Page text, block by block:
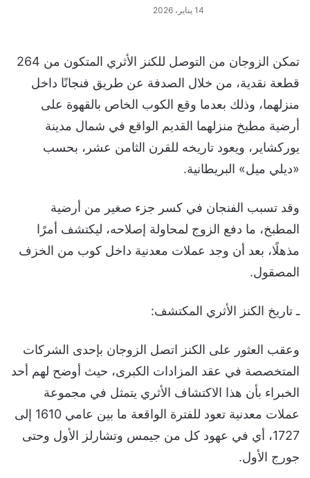
14 يناير، 2026
تمكن الزوجان من التوصل للكنز الأثري المتكون من 264
قطعة نقدية، من خلال الصدفة عن طريق فنجانًا داخل
منزلهما، وذلك بعدما وقع الكوب الخاص بالقهوة على
أرضية مطبخ منزلهما القديم الواقع في شمال مدينة
يوركشاير، ويعود تاريخه للقرن الثامن عشر، بحسب
«ديلي ميل» البريطانية.
وقد تسبب الفنجان في كسر جزء صغير من أرضية
المطبخ، ما دفع الزوج لمحاولة إصلاحه، ليكتشف أمرًا
مذهلًا، بعد أن وجد عملات معدنية داخل كوب من الخزف
المصقول.
ـ تاريخ الكنز الأثري المكتشف:
وعقب العثور على الكنز اتصل الزوجان بإحدى الشركات
المتخصصة في عقد المزادات الكبرى، حيث أوضح لهم أحد
الخبراء بأن هذا الاكتشاف الأثري يتمثل في مجموعة
عملات معدنية تعود للفترة الواقعة ما بين عامي 1610 إلى
1727، أي في عهود كل من جيمس وتشارلز الأول وحتى
جورج الأول.